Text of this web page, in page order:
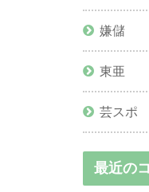
嫌儲
東亜
芸スポ
最近の